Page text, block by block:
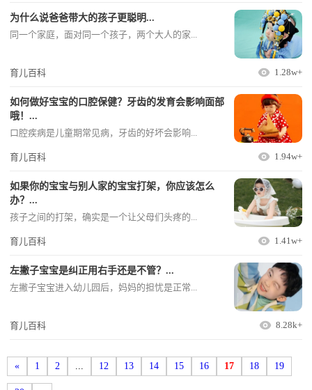
为什么说爸爸带大的孩子更聪明...
同一个家庭，面对同一个孩子，两个大人的家...
育儿百科 1.28w+
如何做好宝宝的口腔保健？牙齿的发育会影响面部
哦！...
口腔疾病是儿童期常见病，牙齿的好坏会影响...
育儿百科 1.94w+
如果你的宝宝与别人家的宝宝打架，你应该怎么
办？...
孩子之间的打架，确实是一个让父母们头疼的...
育儿百科 1.41w+
左撇子宝宝是纠正用右手还是不管？...
左撇子宝宝进入幼儿园后，妈妈的担忧是正常...
育儿百科 8.28k+
« 1 2 ... 12 13 14 15 16 17 18 19